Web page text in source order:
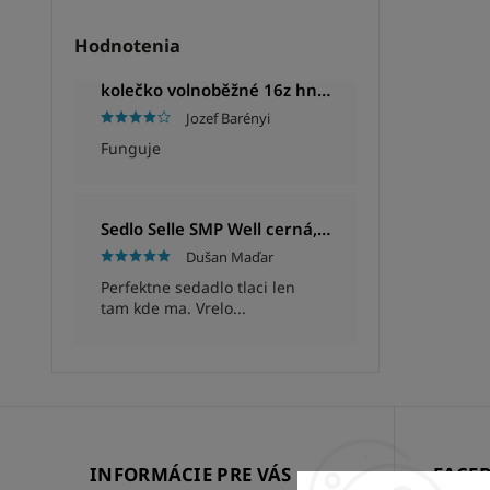
Hodnotenia
kolečko volnoběžné 16z hnědé
Jozef Barényi
Funguje
Sedlo Selle SMP Well cerná, Unisex, 280x144mm, 280g
Dušan Maďar
Perfektne sedadlo tlaci len
tam kde ma. Vrelo...
INFORMÁCIE PRE VÁS